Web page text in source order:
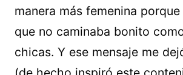
manera más femenina
que no caminaba bonito
chicas. Y ese mensaje me